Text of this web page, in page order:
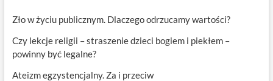
Zło w życiu publicznym. Dlaczego odrzucamy wartości?
Czy lekcje religii – straszenie dzieci bogiem i piekłem –
powinny być legalne?
Ateizm egzystencjalny. Za i przeciw